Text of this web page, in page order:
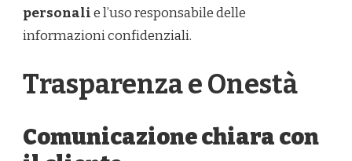
personalie l’uso responsabile delle
informazioni confidenziali.
Trasparenza e Onestà
Comunicazione chiara con